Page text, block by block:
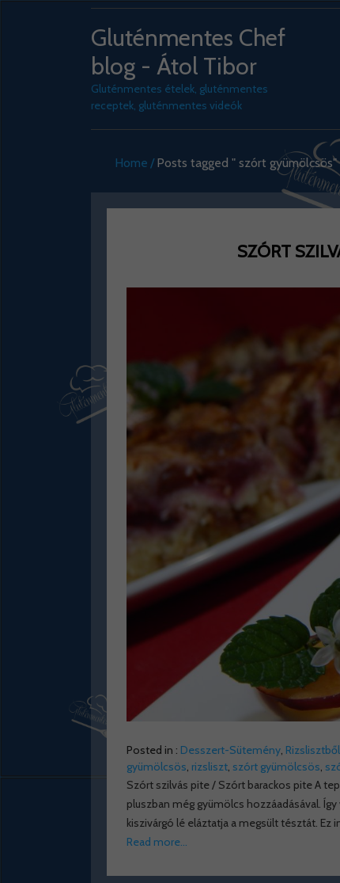
Gluténmentes Chef
blog - Átol Tibor
Gluténmentes ételek, gluténmentes
receptek, gluténmentes videók
Home Posts tagged " szórt gyümölcsös"
SZÓRT
Posted in : Desszert-Sütemény,
gyümölcsös rizsliszt, szórt gyümölcsös
Szórt szilvás pite / Szórt barackos pite A
pluszban még gyümölcs hozzáadásával.
kiszivárgó lé eláztatja a megsült tésztát.
Read more…